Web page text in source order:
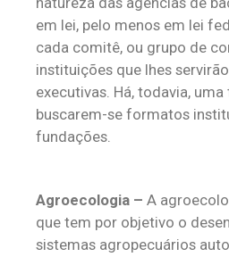
em lei, pelo menos em lei
cada comitê, ou grupo de
instituições que lhes
executivas. Há, todavia,
buscarem-se formatos
fundações.
Agroecologia – A
que tem por objetivo o
sistemas agropecuários